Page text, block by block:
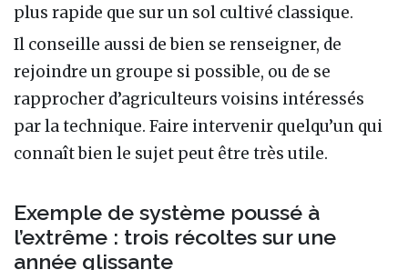
plus rapide que sur un sol cultivé classique.
Il conseille aussi de bien se renseigner, de
rejoindre un groupe si possible, ou de se
rapprocher d’agriculteurs voisins intéressés
par la technique. Faire intervenir quelqu’un qui
connaît bien le sujet peut être très utile.
Exemple de système poussé à
l’extrême : trois récoltes sur une
année glissante